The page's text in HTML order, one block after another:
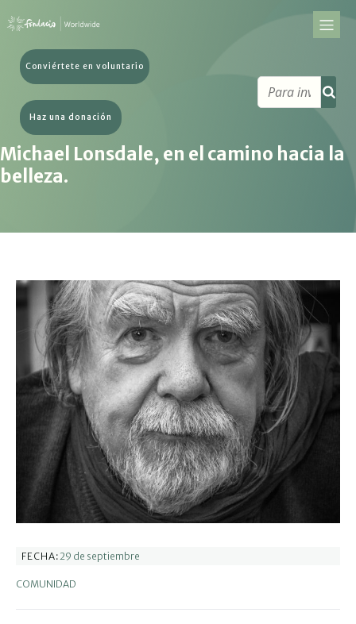
Conviértete en voluntario
Haz una donación
Michael Lonsdale, en el camino hacia la
belleza.
FECHA: 29 de septiembre
COMUNIDAD